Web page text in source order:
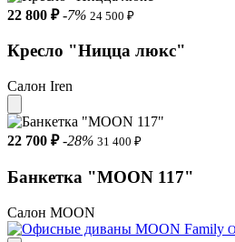
22 800 ₽ -7% 24 500 ₽
Кресло "Ницца люкс"
Салон Iren
22 700 ₽ -28% 31 400 ₽
Банкетка "MOON 117"
Салон MOON